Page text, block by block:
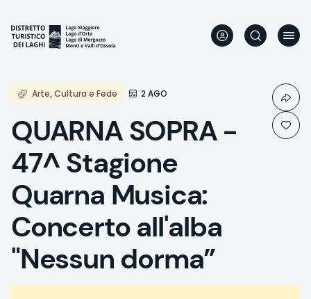
Inhalt
Arte, Cultura e Fede 2 AGO
QUARNA SOPRA -
47^ Stagione
Quarna Musica:
Concerto all'alba
"Nessun dorma”